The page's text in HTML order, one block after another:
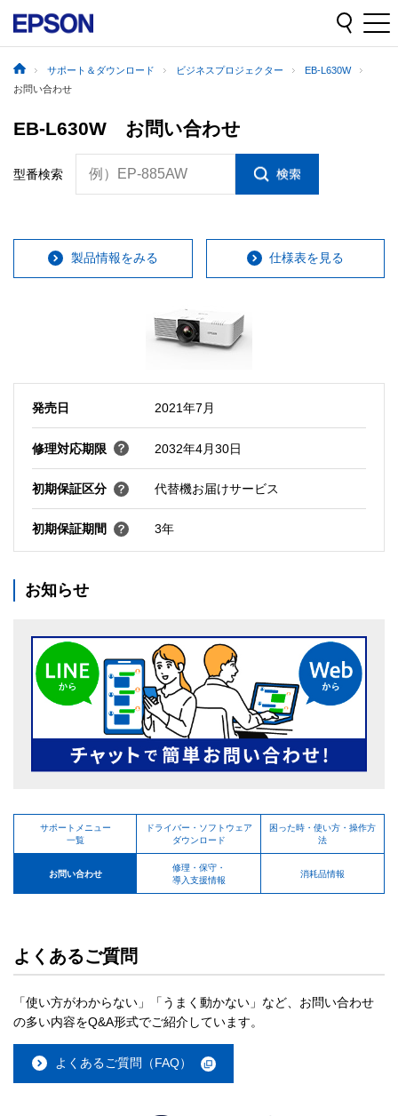
サポート＆ダウンロード ビジネスプロジェクター
EB-L630W
お問い合わせ
EB-L630W お問い合わせ
型番検索 例）EP-885AW
製品情報をみる 仕様表を見る
発売日 2021年7月
修理対応期限 2032年4月30日
初期保証区分 代替機お届けサービス
初期保証期間 3年
お知らせ
サポートメニュー
一覧
ドライバー・ソフトウェア
ダウンロード
困った時・使い方・操作方
法
お問い合わせ
修理・保守・
導入支援情報
消耗品情報
よくあるご質問
「使い方がわからない」「うまく動かない」など、お問い合わせ
の多い内容をQ&A形式でご紹介しています。
よくあるご質問（FAQ）